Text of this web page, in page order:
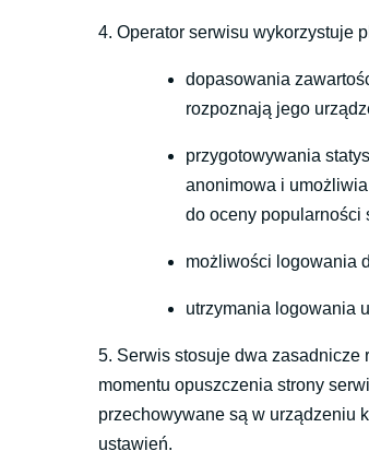
4. Operator serwisu wykorzystuje
dopasowania
rozpoznają jego
przygotowywania
anonimowa i
do oceny popularności
możliwości logowania
utrzymania logowania
5. Serwis stosuje dwa zasadnicze
momentu opuszczenia strony
przechowywane są w urządzeniu
ustawień.